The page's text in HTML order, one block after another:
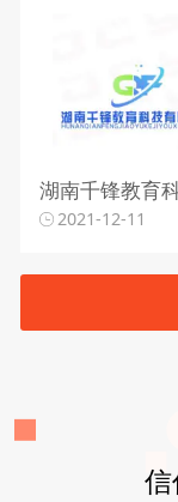
2021-12-11